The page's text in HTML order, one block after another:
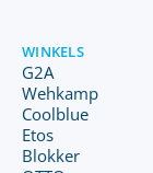
WINKELS
G2A
Wehkamp
Coolblue
Etos
Blokker